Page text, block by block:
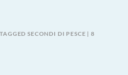
TAGGEDSECONDI DI PESCE
8